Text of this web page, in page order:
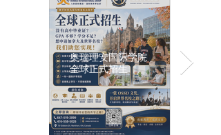
奥瑞理安国际学院
全球正式招生